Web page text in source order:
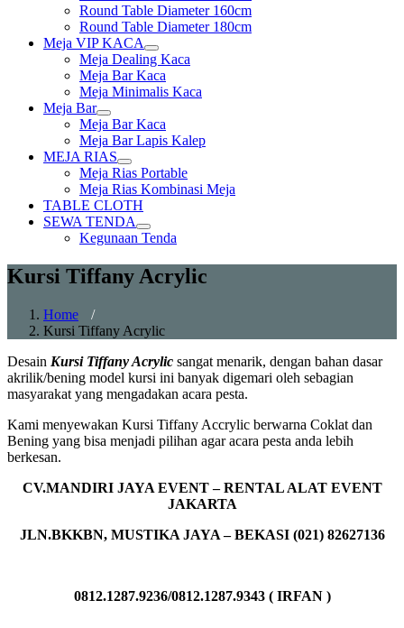
menu
Round Table Diameter 160cm
Round Table Diameter 180cm
Meja VIP KACA
Show
sub
menu
Meja Dealing Kaca
Meja Bar Kaca
Meja Minimalis Kaca
Meja Bar
Show
sub
menu
Meja Bar Kaca
Meja Bar Lapis Kalep
MEJA RIAS
Show
sub
menu
Meja Rias Portable
Meja Rias Kombinasi Meja
TABLE CLOTH
SEWA TENDA
Show
sub
Kegunaan Tenda
Kursi Tiffany Acrylic
Home
/
Kursi Tiffany Acrylic
Desain Kursi Tiffany Acrylic sangat menarik, dengan bahan dasar
akrilik/bening model kursi ini banyak digemari oleh sebagian
masyarakat yang mengadakan acara pesta.
Kami menyewakan Kursi Tiffany Accrylic berwarna Coklat dan
Bening yang bisa menjadi pilihan agar acara pesta anda lebih
berkesan.
CV.MANDIRI JAYA EVENT – RENTAL ALAT EVENT
JAKARTA
JLN.BKKBN, MUSTIKA JAYA – BEKASI (021) 82627136
0812.1287.9236/0812.1287.9343 ( IRFAN )